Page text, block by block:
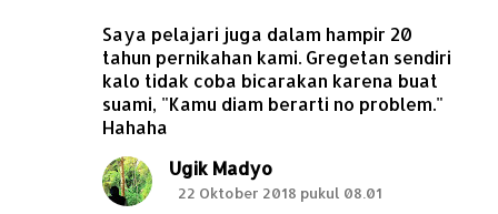
Saya pelajari juga dalam hampir 20
tahun pernikahan kami. Gregetan sendiri
kalo tidak coba bicarakan karena buat
suami, "Kamu diam berarti no problem."
Hahaha
Ugik Madyo
22 Oktober 2018 pukul 08.01